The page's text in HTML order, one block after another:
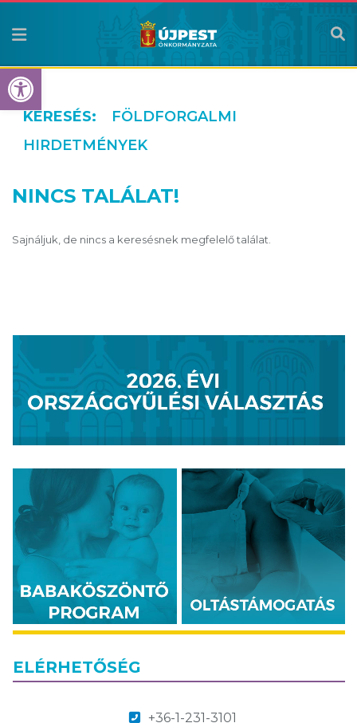
Eszköztár megnyitása
KERESÉS:
FÖLDFORGALMI
HIRDETMÉNYEK
NINCS TALÁLAT!
Sajnáljuk, de nincs a keresésnek megfelelő találat.
ELÉRHETŐSÉG
+36-1-231-3101